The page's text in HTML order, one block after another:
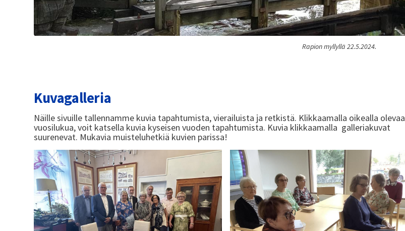
Rapion myllyllä 22.5.2024.
Kuvagalleria
Näille sivuille tallennamme kuvia tapahtumista, vierailuista ja retkistä. Klikkaamalla oikealla olevaa
vuosilukua, voit katsella kuvia kyseisen vuoden tapahtumista. Kuvia klikkaamalla galleriakuvat
suurenevat. Mukavia muisteluhetkiä kuvien parissa!